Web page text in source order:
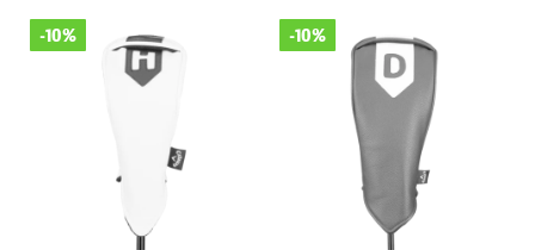
-10% -10%